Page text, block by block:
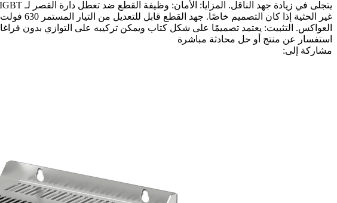
العواكس. التثبيت: يعتمد تصميمًا على شكل كتاب ويمكن تركيبه على التوازي بدون فراغات. يوصى
استفسار عن منتج أو حل محادثة مباشرة
مشاركة إلى: